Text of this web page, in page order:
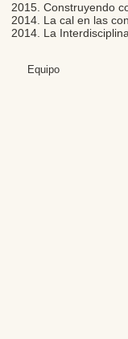
2015. Construyendo
2014. La cal en las
2014. La
Equipo